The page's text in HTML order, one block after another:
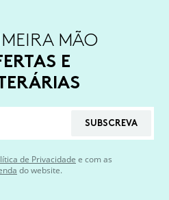
MÃO
E
SUBSCREVA
de Privacidade e com as
do website.